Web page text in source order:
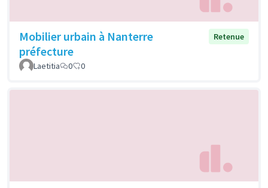
Mobilier urbain à Nanterre
préfecture
Retenue
Laetitia 0 0